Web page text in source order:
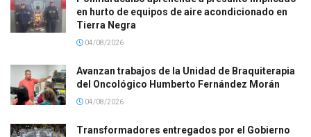
en hurto de equipos de aire acondicionado en
Tierra Negra
04/08/2026
Avanzan trabajos de la Unidad de Braquiterapia
del Oncológico Humberto Fernández Morán
04/08/2026
Transformadores entregados por el Gobierno